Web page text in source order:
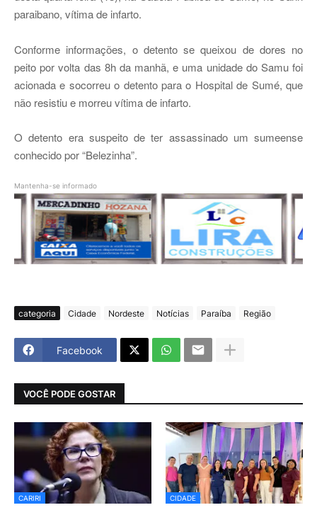
paraibano, vítima de infarto.
Conforme informações, o detento se queixou de dores no
peito por volta das 8h da manhã, e uma unidade do Samu foi
acionada e socorreu o detento para o Hospital de Sumé, que
não resistiu e morreu vítima de infarto.
O detento era suspeito de ter assassinado um sumeense
conhecido por “Belezinha”.
Mantenha-se informado
categoria Cidade Nordeste Notícias Paraíba Região
Facebook
VOCÊ PODE GOSTAR
CARIRI CIDADE